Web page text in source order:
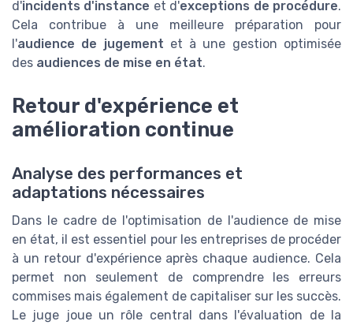
d'incidents d'instance et d'exceptions de procédure.
Cela contribue à une meilleure préparation pour
l'audience de jugement et à une gestion optimisée
des audiences de mise en état.
Retour d'expérience et
amélioration continue
Analyse des performances et
adaptations nécessaires
Dans le cadre de l'optimisation de l'audience de mise
en état, il est essentiel pour les entreprises de procéder
à un retour d'expérience après chaque audience. Cela
permet non seulement de comprendre les erreurs
commises mais également de capitaliser sur les succès.
Le juge joue un rôle central dans l'évaluation de la